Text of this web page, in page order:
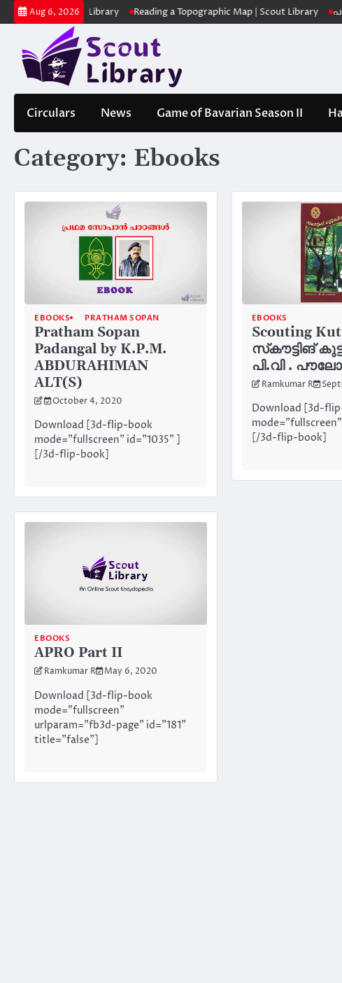
Skip
to
Aug 6, 2026
| Scout Library Reading a Topographic Map | Scout Library
Circulars News Game of Bavarian Season II
Category: Ebooks
EBOOKS PRATHAM SOPAN
Pratham Sopan
Padangal by K.P.M.
ABDURAHIMAN
ALT(S)
October 4, 2020
Download [3d-flip-book
mode="fullscreen" id="1035" ]
[/3d-flip-book]
EBOOKS
Scouting
സ്‌കൗട്ടിങ്
പി.വി .
Ramkumar R
Download [3d-
[/3d-flip-book]
EBOOKS
APRO Part II
Ramkumar R May 6, 2020
Download [3d-flip-book
mode="fullscreen"
urlparam="fb3d-page" id="181"
title="false"]